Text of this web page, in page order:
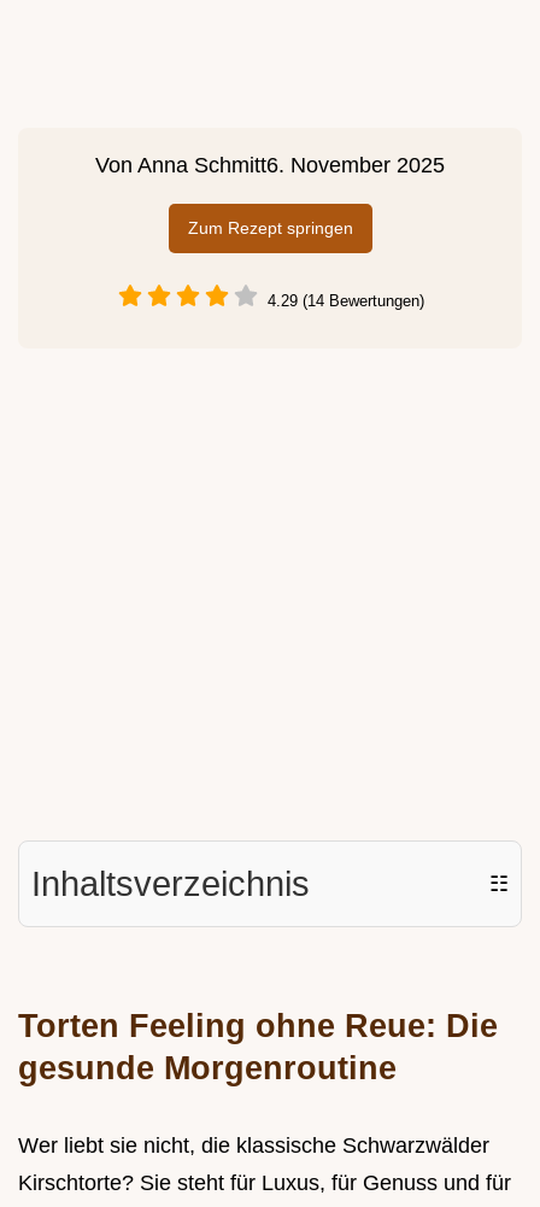
Von Anna Schmitt6. November 2025
Zum Rezept springen
4.29 (14 Bewertungen)
Inhaltsverzeichnis ☷
Torten Feeling ohne Reue: Die
gesunde Morgenroutine
Wer liebt sie nicht, die klassische Schwarzwälder
Kirschtorte? Sie steht für Luxus, für Genuss und für